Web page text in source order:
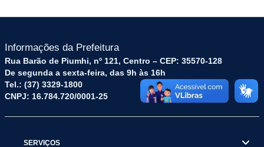
Informações da Prefeitura
Rua Barão de Piumhi, nº 121, Centro – CEP: 35570-128
De segunda a sexta-feira, das 9h às 16h
Tel.: (37) 3329-1800
CNPJ: 16.784.720/0001-25
SERVIÇOS